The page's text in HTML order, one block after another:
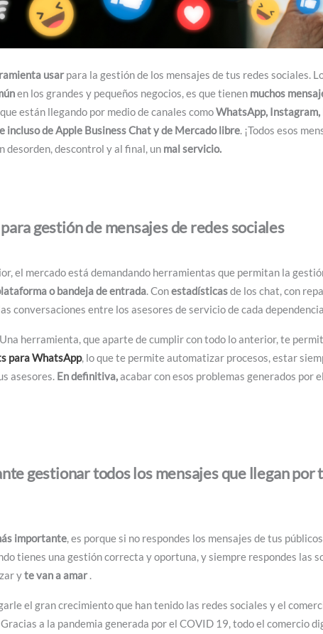
usar para la gestión de los mensajes de tus redes sociales.
en los grandes y pequeños negocios, es que tienen muchos
están llegando por medio de canales comoWhatsApp, Instagram,
incluso de Apple Business Chat y de Mercado libre. ¡Todos esos
desorden, descontrol y al final, un mal servicio.
gestión de mensajes de redes sociales
el mercado está demandando herramientas que permitan la
o bandeja de entrada. Conestadísticasde los chat, con
conversaciones entre los asesores de servicio de cada
Una herramienta, que aparte de cumplir con todo lo anterior, te
para WhatsApp, lo que te permite automatizar procesos, estar
asesores. En definitiva,acabar con esos problemas generados por
gestionar todos los mensajes que llegan por
importante, es porque si no respondes los mensajes de tus
tienes una gestión correcta y oportuna, y siempre respondes las
yte van a amar .
el gran crecimiento que han tenido las redes sociales y el
a la pandemia generada por el COVID 19, todo el comercio